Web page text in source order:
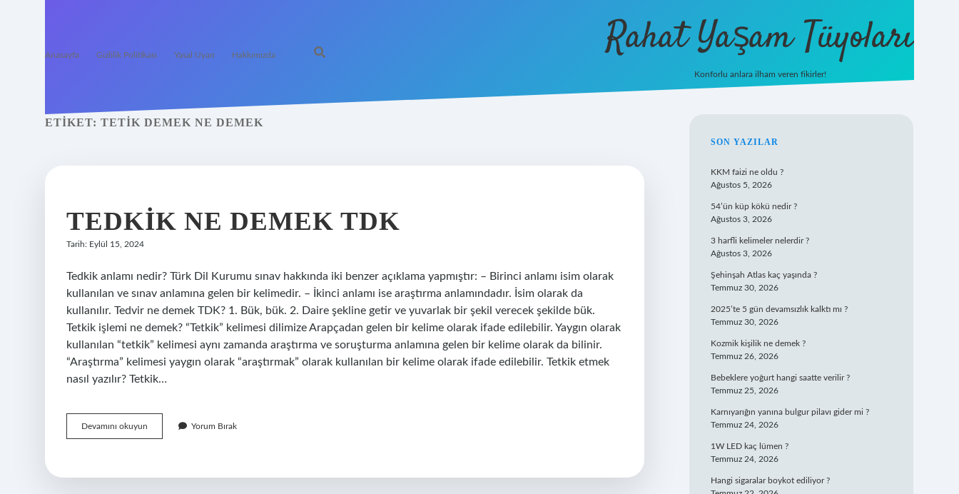
Anasayfa Gizlilik Politikası Yasal Uyarı Hakkımızda Rahat Yaşam Tüyoları
Konforlu anlara ilham veren fikirler!
ETIKET: TETIK DEMEK NE DEMEK
TEDKIK NE DEMEK TDK
Tarih: Eylül 15, 2024
Tedkik anlamı nedir? Türk Dil Kurumu sınav hakkında iki benzer açıklama yapmıştır: – Birinci anlamı isim olarak
kullanılan ve sınav anlamına gelen bir kelimedir. – İkinci anlamı ise araştırma anlamındadır. İsim olarak da
kullanılır. Tedvir ne demek TDK? 1. Bük, bük. 2. Daire şekline getir ve yuvarlak bir şekil verecek şekilde bük.
Tetkik işlemi ne demek? “Tetkik” kelimesi dilimize Arapçadan gelen bir kelime olarak ifade edilebilir. Yaygın olarak
kullanılan “tetkik” kelimesi aynı zamanda araştırma ve soruşturma anlamına gelen bir kelime olarak da bilinir.
“Araştırma” kelimesi yaygın olarak “araştırmak” olarak kullanılan bir kelime olarak ifade edilebilir. Tetkik etmek
nasıl yazılır? Tetkik…
Devamını okuyun
Ne
Yorum Bırak
SIDEBAR
SON YAZILAR
KKM faizi ne oldu ?
Ağustos 5, 2026
54’ün küp kökü nedir ?
Ağustos 3, 2026
3 harfli kelimeler nelerdir ?
Ağustos 3, 2026
Şehinşah Atlas kaç yaşında ?
Temmuz 30, 2026
2025’te 5 gün devamsızlık kalktı mı ?
Temmuz 30, 2026
Kozmik kişilik ne demek ?
Temmuz 26, 2026
Bebeklere yoğurt hangi saatte verilir ?
Temmuz 25, 2026
Karnıyarığın yanına bulgur pilavı gider mi ?
Temmuz 24, 2026
1W LED kaç lümen ?
Temmuz 24, 2026
Hangi sigaralar boykot ediliyor ?